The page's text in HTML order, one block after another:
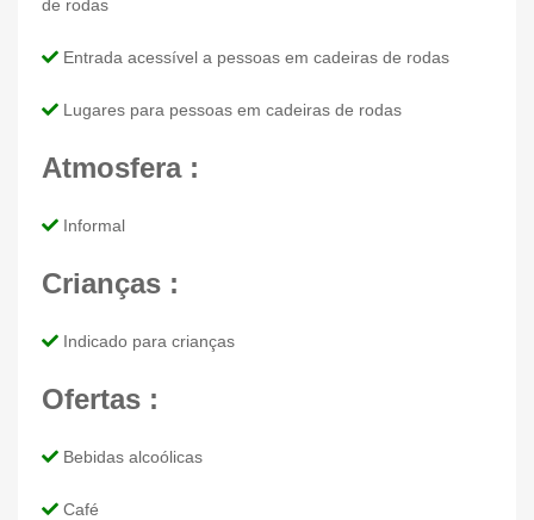
de rodas
Entrada acessível a pessoas em cadeiras de rodas
Lugares para pessoas em cadeiras de rodas
Atmosfera :
Informal
Crianças :
Indicado para crianças
Ofertas :
Bebidas alcoólicas
Café